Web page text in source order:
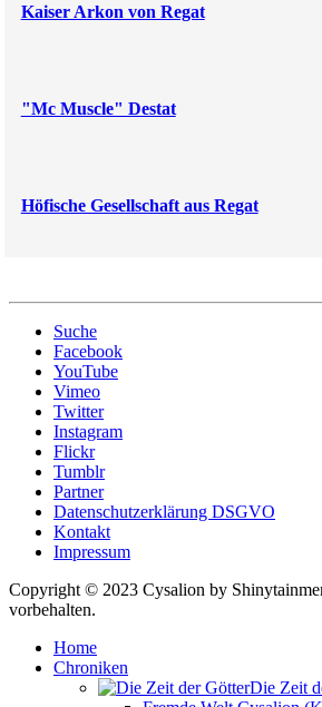
Kaiser Arkon von Regat
"Mc Muscle" Destat
Höfische Gesellschaft aus Regat
Suche
Facebook
YouTube
Vimeo
Twitter
Instagram
Flickr
Tumblr
Partner
Datenschutzerklärung DSGVO
Kontakt
Impressum
Copyright © 2023 Cysalion by
vorbehalten.
Home
Chroniken
Die Zeit